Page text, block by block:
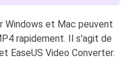
Windows et Mac peuvent
rapidement. Il s'agit de
EaseUS Video Converter.